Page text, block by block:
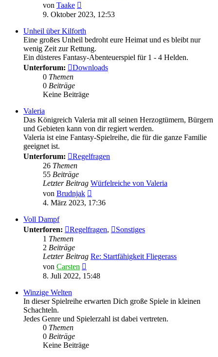
von Taake
Beitrag
9. Oktober 2023, 12:53
Unheil über Kilforth
Eine großes Unheil bedroht eure Heimat und es bleibt nur
wenig Zeit zur Rettung.
Ein düsteres Fantasy-Abenteuerspiel für 1 - 4 Helden.
Unterforum:
Downloads
0 Themen
0 Beiträge
Keine Beiträge
Valeria
Das Königreich Valeria mit all seinen Herzogtümern, Bürgern
und Gebieten kann von dir regiert werden.
Valeria ist eine Fantasy-Spielreihe, die für die ganze Familie
geeignet ist.
Unterforum:
Regelfragen
26 Themen
55 Beiträge
Letzter Beitrag Würfelreiche von Valeria
von Brudnjak
Beitrag
4. März 2023, 17:36
Voll Dampf
Unterforen:
Regelfragen,
Sonstiges
1 Themen
2 Beiträge
Letzter Beitrag Re: Startfähigkeit Fliegerass
von Carsten
Beitrag
8. Juli 2022, 15:48
Winzige Welten
In dieser Spielreihe erwarten Dich große Spiele in kleinen
Schachteln.
Jedes Genre und Spielerzahl ist dabei vertreten.
0 Themen
0 Beiträge
Keine Beiträge